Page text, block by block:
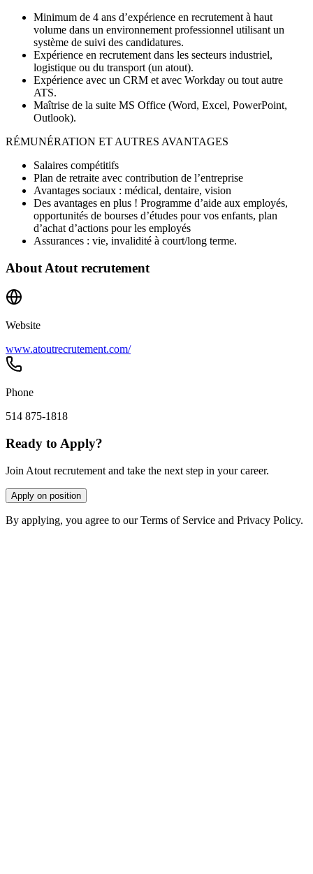
Minimum de 4 ans d’expérience en recrutement à haut
volume dans un environnement professionnel utilisant un
système de suivi des candidatures.
Expérience en recrutement dans les secteurs industriel,
logistique ou du transport (un atout).
Expérience avec un CRM et avec Workday ou tout autre
ATS.
Maîtrise de la suite MS Office (Word, Excel, PowerPoint,
Outlook).
RÉMUNÉRATION ET AUTRES AVANTAGES
Salaires compétitifs
Plan de retraite avec contribution de l’entreprise
Avantages sociaux : médical, dentaire, vision
Des avantages en plus ! Programme d’aide aux employés,
opportunités de bourses d’études pour vos enfants, plan
d’achat d’actions pour les employés
Assurances : vie, invalidité à court/long terme.
About Atout recrutement
Website
www.atoutrecrutement.com/
Phone
514 875-1818
Ready to Apply?
Join Atout recrutement and take the next step in your career.
Apply on position
By applying, you agree to our Terms of Service and Privacy Policy.